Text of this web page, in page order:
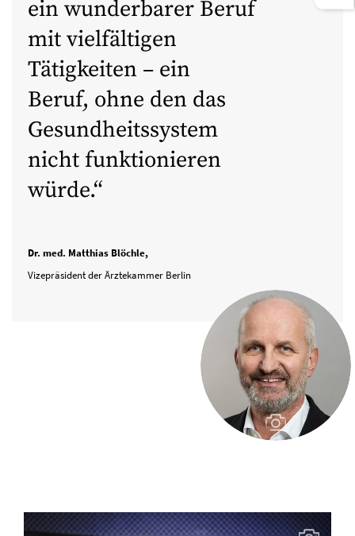
ein wunderbarer Beruf
mit vielfältigen
Tätigkeiten – ein
Beruf, ohne den das
Gesundheitssystem
nicht funktionieren
würde.
Dr. med. Matthias Blöchle,
Vizepräsident der Ärztekammer Berlin